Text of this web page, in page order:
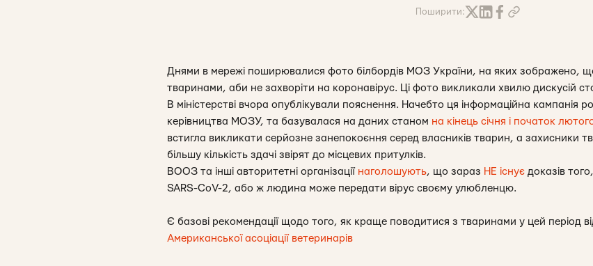
Поширити:
Днями в мережі поширювалися фото білбордів МОЗ України, на яких зображено,
тваринами, аби не захворіти на коронавірус. Ці фото викликали хвилю дискусій
В міністерстві вчора опублікували пояснення. Начебто ця інформаційна кампанія
керівництва МОЗУ, та базувалася на даних станом на кінець січня і початок
встигла викликати серйозне занепокоєння серед власників тварин, а захисники
більшу кількість здачі звірят до місцевих притулків.
ВООЗ та інші авторитетні організації наголошують, що зараз НЕ існує доказів
SARS-CoV-2, або ж людина може передати вірус своєму улюбленцю.
Є базові рекомендації щодо того, як краще поводитися з тваринами у цей період
Американської асоціації ветеринарів